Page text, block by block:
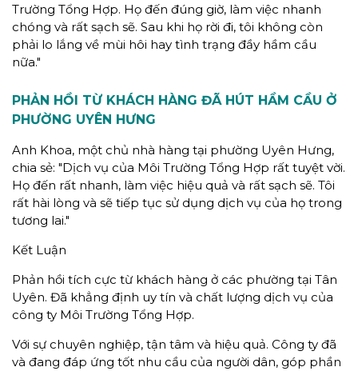
Trường Tổng Hợp. Họ đến đúng giờ, làm việc nhanh
chóng và rất sạch sẽ. Sau khi họ rời đi, tôi không còn
phải lo lắng về mùi hôi hay tình trạng đầy hầm cầu
nữa."
PHẢN HỒI TỪ KHÁCH HÀNG ĐÃ HÚT HẦM CẦU Ở
PHƯỜNG UYÊN HƯNG
Anh Khoa, một chủ nhà hàng tại phường Uyên Hưng,
chia sẻ: "Dịch vụ của Môi Trường Tổng Hợp rất tuyệt vời.
Họ đến rất nhanh, làm việc hiệu quả và rất sạch sẽ. Tôi
rất hài lòng và sẽ tiếp tục sử dụng dịch vụ của họ trong
tương lai."
Kết Luận
Phản hồi tích cực từ khách hàng ở các phường tại Tân
Uyên. Đã khẳng định uy tín và chất lượng dịch vụ của
công ty Môi Trường Tổng Hợp.
Với sự chuyên nghiệp, tận tâm và hiệu quả. Công ty đã
và đang đáp ứng tốt nhu cầu của người dân, góp phần